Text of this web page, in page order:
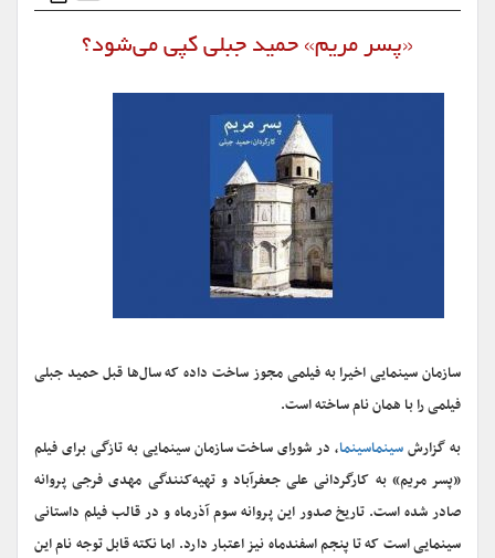
«پسر مریم» حمید جبلی کپی می‌شود؟
سازمان سینمایی اخیرا به فیلمی مجوز ساخت داده که سال‌ها قبل حمید جبلی
فیلمی را با همان نام ساخته است.
به گزارشسینماسینما، در شورای ساخت سازمان سینمایی به تازگی برای فیلم
«پسر مریم» به کارگردانی علی جعفرآباد و تهیه‌کنندگی مهدی فرجی پروانه
صادر شده است. تاریخ صدور این پروانه سوم آذرماه و در قالب فیلم داستانی
سینمایی است که تا پنجم اسفندماه نیز اعتبار دارد. اما نکته قابل توجه نام این